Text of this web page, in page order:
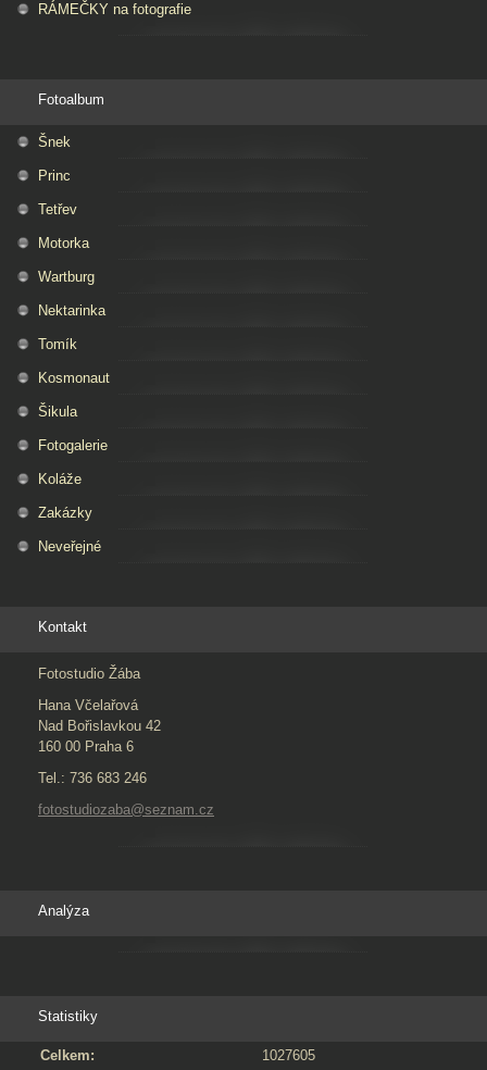
RÁMEČKY na fotografie
Fotoalbum
Šnek
Princ
Tetřev
Motorka
Wartburg
Nektarinka
Tomík
Kosmonaut
Šikula
Fotogalerie
Koláže
Zakázky
Neveřejné
Kontakt
Fotostudio Žába
Hana Včelařová
Nad Bořislavkou 42
160 00 Praha 6
Tel.: 736 683 246
fotostudiozaba@seznam.cz
Analýza
Statistiky
Celkem: 1027605